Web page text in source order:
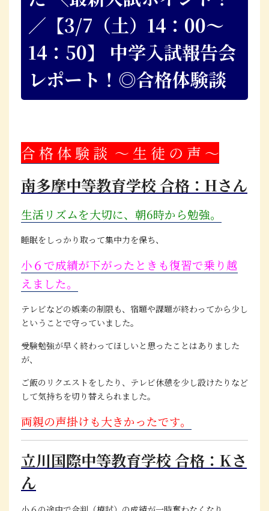
／【3/7（土）14：00～
14：50】 中学入試報告会
レポート！◎合格体験談
合 格 体 験 談 〜 生 徒 の 声 〜
南多摩中等教育学校 合格：Hさん
生活リズムを大切に、朝6時から勉強。
睡眠をしっかり取って集中力を保ち、
小６で成績が下がったときも復習で乗り越
えました。
テレビなどの娯楽の制限も、宿題や課題が終わってから少し
ということで守っていました。
受験勉強が早く終わってほしいと思ったことはありました
が、
ご飯のリクエストをしたり、テレビ休憩を少し設けたりなど
して気持ちを切り替えられました。
両親の声掛けも大きかったです。
立川国際中等教育学校 合格：Kさ
ん